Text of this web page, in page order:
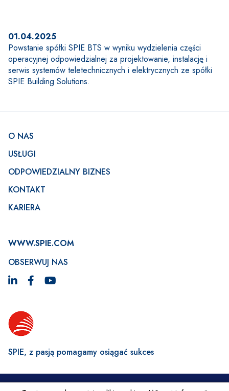
01.04.2025
Powstanie spółki SPIE BTS w wyniku wydzielenia części
operacyjnej odpowiedzialnej za projektowanie, instalację i
serwis systemów teletechnicznych i elektrycznych ze spółki
SPIE Building Solutions.
O NAS
USŁUGI
ODPOWIEDZIALNY BIZNES
KONTAKT
KARIERA
WWW.SPIE.COM
OBSERWUJ NAS
SPIE, z pasją pomagamy osiągać sukces
Footer
© SPIE 2026 Polityka prywatności Rodo